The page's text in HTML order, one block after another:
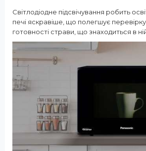
Світлодіодне підсвічування робить
печі яскравіше, що полегшує
готовності страви, що знаходиться в